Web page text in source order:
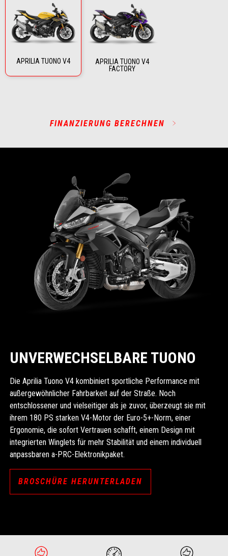
APRILIA TUONO V4
APRILIA TUONO V4
FACTORY
FINANZIERUNG BERECHNEN
UNVERWECHSELBARE TUONO
Die Aprilia Tuono V4 kombiniert sportliche Performance mit
außergewöhnlicher Fahrbarkeit auf der Straße. Noch
entschlossener und vielseitiger als je zuvor, überzeugt sie mit
ihrem 180 PS starken V4-Motor der Euro-5+-Norm, einer
Ergonomie, die sofort Vertrauen schafft, einem Design mit
integrierten Winglets für mehr Stabilität und einem individuell
anpassbaren a-PRC-Elektronikpaket.
BROSCHÜRE HERUNTERLADEN